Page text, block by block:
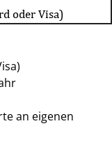
oder Visa)
an eigenen